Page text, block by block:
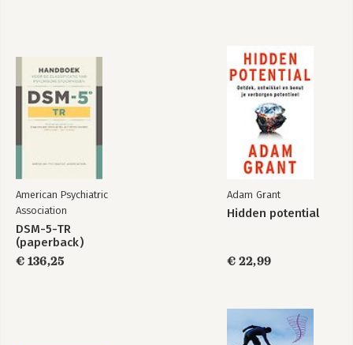
Idealen China en Europa
American Psychiatric
Association
DSM-5-TR
(paperback)
€ 136,25
Adam Grant
Hidden potential
€ 22,99